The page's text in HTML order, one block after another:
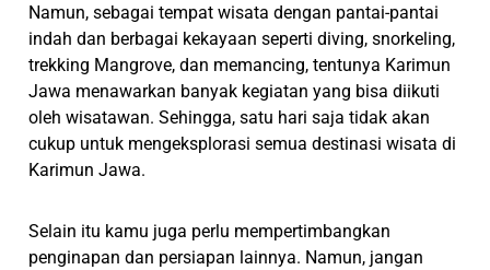
Namun, sebagai tempat wisata dengan pantai-pantai
indah dan berbagai kekayaan seperti diving, snorkeling,
trekking Mangrove, dan memancing, tentunya Karimun
Jawa menawarkan banyak kegiatan yang bisa diikuti
oleh wisatawan. Sehingga, satu hari saja tidak akan
cukup untuk mengeksplorasi semua destinasi wisata di
Karimun Jawa.
Selain itu kamu juga perlu mempertimbangkan
penginapan dan persiapan lainnya. Namun, jangan